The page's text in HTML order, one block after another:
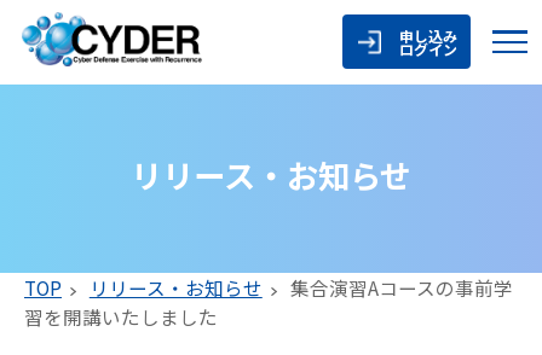
申し込み
ログイン
リリース・お知らせ
TOP リリース・お知らせ
集合演習Aコースの事前学
習を開講いたしました